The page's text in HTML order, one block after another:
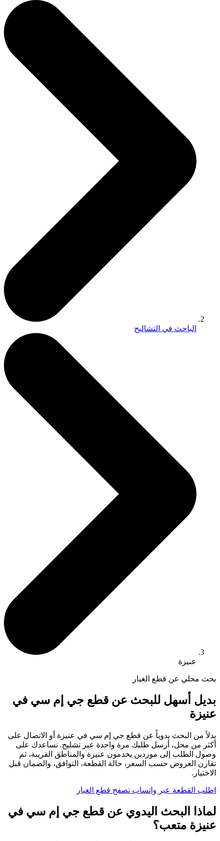
الباحث في التشاليح
عنيزة
بحث محلي عن قطع الغيار
بديل أسهل للبحث عن قطع جي إم سي في
عنيزة
بدلاً من البحث يدوياً عن قطع جي إم سي في عنيزة أو الاتصال على
أكثر من محل، أرسل طلبك مرة واحدة عبر تشليح. نساعدك على
وصول الطلب إلى موردين يخدمون عنيزة والمناطق القريبة، ثم
تقارن العروض حسب السعر، حالة القطعة، التوافق، والضمان قبل
الاختيار.
اطلب القطعة عبر واتساب تصفح قطع الغيار
لماذا البحث اليدوي عن قطع جي إم سي في
عنيزة متعب؟